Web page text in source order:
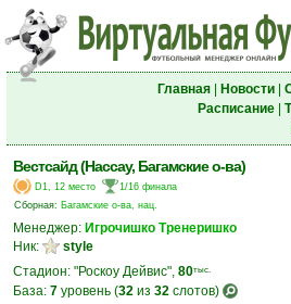
Главная| Новости|
Расписание|
Вестсайд (Нассау, Багамские о-ва)
D1, 12 место
1/16 финала
Сборная: Багамские о-ва, нац.
Менеджер: Игрочишко Тренеришко
Ник:
style
Стадион: "Роскоу Дейвис", 80тыс.
База: 7 уровень (32 из 32 слотов)